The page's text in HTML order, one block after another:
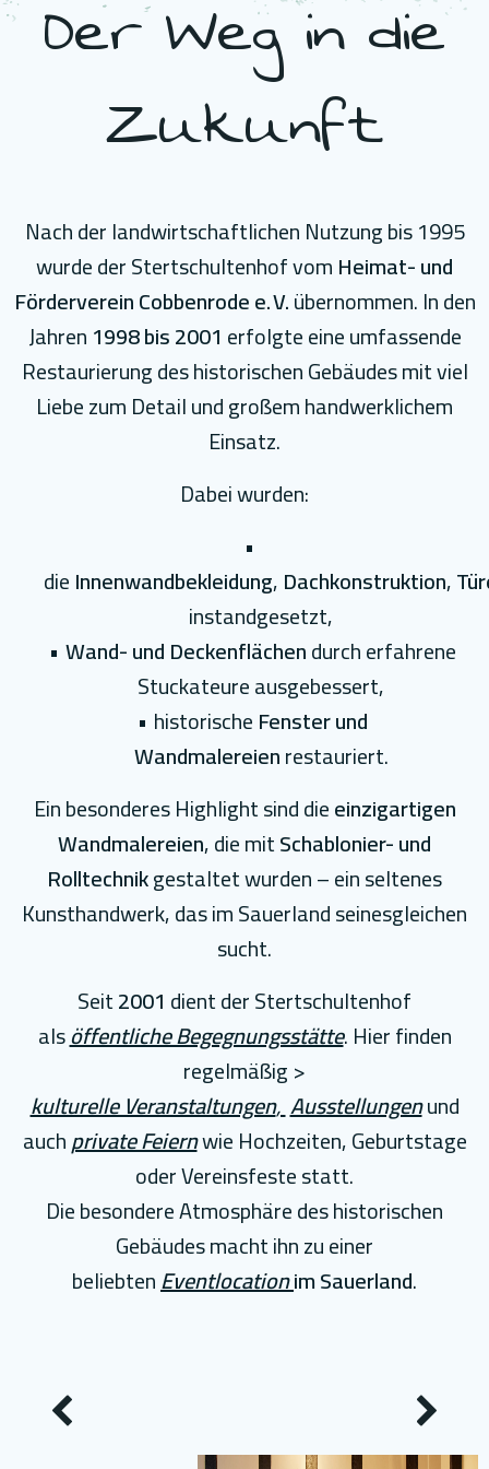
Der Weg in die
Zukunft
Nach der landwirtschaftlichen Nutzung bis 1995
wurde der Stertschultenhof vomHeimat- und
Förderverein Cobbenrode e. V.übernommen. In den
Jahren1998 bis 2001 erfolgte eine umfassende
Restaurierung des historischen Gebäudes mit viel
Liebe zum Detail und großem handwerklichem
Einsatz.
Dabei wurden:
dieInnenwandbekleidung,Dachkonstruktion,
instandgesetzt,
Wand- und Deckenflächendurch erfahrene
Stuckateure ausgebessert,
historischeFenster und
Wandmalereienrestauriert.
Ein besonderes Highlight sind dieeinzigartigen
Wandmalereien, die mitSchablonier- und
Rolltechnikgestaltet wurden – ein seltenes
Kunsthandwerk, das im Sauerland seinesgleichen
sucht.
Seit2001 dient der Stertschultenhof
alsöffentliche Begegnungsstätte. Hier finden
regelmäßig >
kulturelle Veranstaltungen,Ausstellungenund
auchprivate Feiernwie Hochzeiten, Geburtstage
oder Vereinsfeste statt.
Die besondere Atmosphäre des historischen
Gebäudes macht ihn zu einer
beliebtenEventlocationim Sauerland.